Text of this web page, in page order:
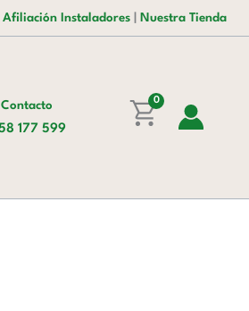
Afiliación Instaladores Nuestra Tienda
Contacto
177 599
0